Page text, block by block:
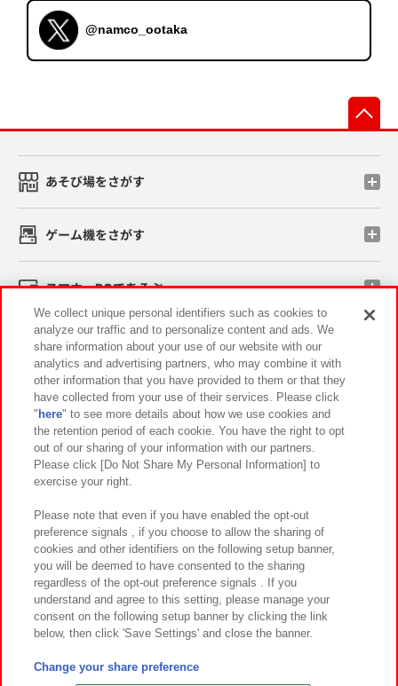
@namco_ootaka
あそび場をさがす
ゲーム機をさがす
スマホ・PCであそぶ
イベント・キャンペーン
関連会社 サステナビリティ サイトポリシー
プライバシーポリシー ウェブアクセシビリティ方針と検証結果
お取引先さまとともに
カスタマーハラスメント対応方針 よくあるご質問・お問い合わせ
©Bandai Namco Amusement Inc.
©Bandai Namco Amusement Lab Inc.
We collect unique personal identifiers such as cookies to
analyze our traffic and to personalize content and ads. We
share information about your use of our website with our
analytics and advertising partners, who may combine it with
other information that you have provided to them or that they
have collected from your use of their services. Please click
" here" to see more details about how we use cookies and
the retention period of each cookie. You have the right to opt
out of our sharing of your information with our partners.
Please click [Do Not Share My Personal Information] to
exercise your right.
Please note that even if you have enabled the opt-out
preference signals , if you choose to allow the sharing of
cookies and other identifiers on the following setup banner,
you will be deemed to have consented to the sharing
regardless of the opt-out preference signals . If you
understand and agree to this setting, please manage your
consent on the following setup banner by clicking the link
below, then click 'Save Settings' and close the banner.
Change your share preference